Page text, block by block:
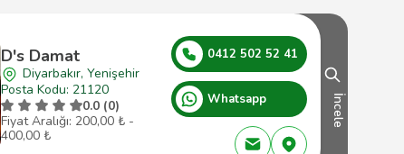
D's Damat
Diyarbakır, Yenişehir
Posta Kodu: 21120
0.0 (0)
Fiyat Aralığı: 200,00 ₺ -
400,00 ₺
0412 502 52 41
Whatsapp İncele